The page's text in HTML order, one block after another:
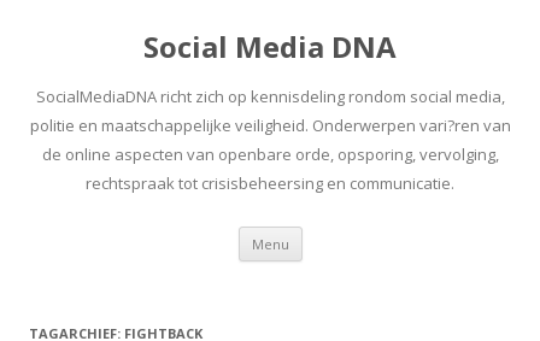
Social Media DNA
SocialMediaDNA richt zich op kennisdeling rondom social media,
politie en maatschappelijke veiligheid. Onderwerpen vari?ren van
de online aspecten van openbare orde, opsporing, vervolging,
rechtspraak tot crisisbeheersing en communicatie.
Menu Spring
inhoud
TAGARCHIEF: FIGHTBACK